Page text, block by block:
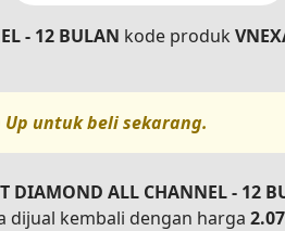
- 12 BULAN kode produk
Up untuk beli sekarang.
DIAMOND ALL CHANNEL - 12
dijual kembali dengan harga